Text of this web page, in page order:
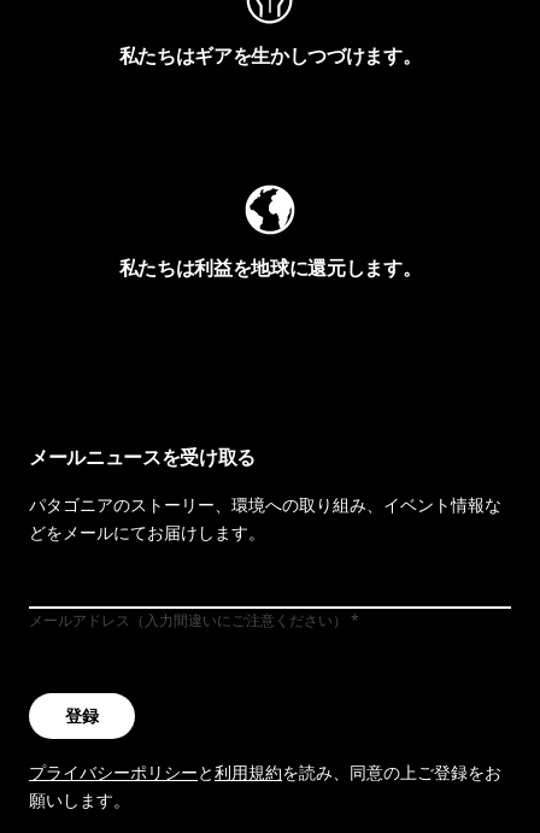
私たちはギアを生かしつづけます。
私たちは利益を地球に還元します。
メールニュースを受け取る
パタゴニアのストーリー、環境への取り組み、イベント情報な
どをメールにてお届けします。
メールアドレス（入力間違いにご注意ください）
登録
プライバシーポリシーと利用規約を読み、同意の上ご登録をお
願いします。